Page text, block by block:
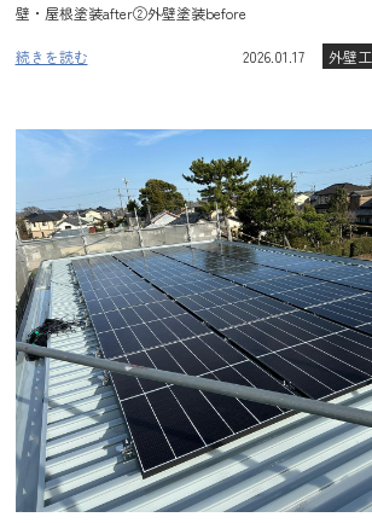
壁・屋根塗装after②外壁塗装before
続きを読む 2026.01.17 外壁